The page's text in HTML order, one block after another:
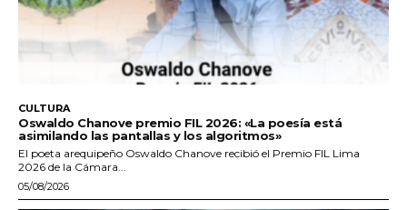
CULTURA
Oswaldo Chanove premio FIL 2026: «La poesía está
asimilando las pantallas y los algoritmos»
El poeta arequipeño Oswaldo Chanove recibió el Premio FIL Lima
2026 de la Cámara...
05/08/2026